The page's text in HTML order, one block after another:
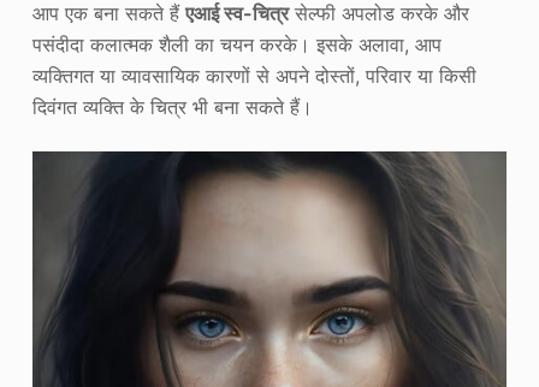
आप एक बना सकते हैंएआई स्व-चित्रसेल्फी अपलोड करके और
पसंदीदा कलात्मक शैली का चयन करके। इसके अलावा, आप
व्यक्तिगत या व्यावसायिक कारणों से अपने दोस्तों, परिवार या किसी
दिवंगत व्यक्ति के चित्र भी बना सकते हैं।